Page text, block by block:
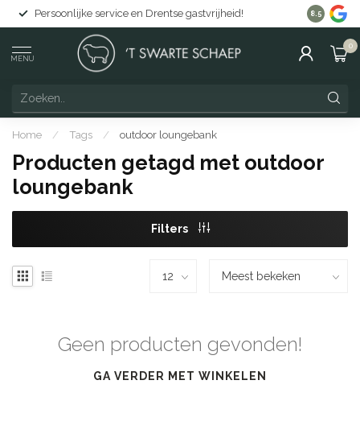
Persoonlijke service en Drentse gastvrijheid! Gratis
8.5
MENU
0
Home / Tags / outdoor loungebank
Producten getagd met outdoor
loungebank
Filters
Geen producten gevonden!
GA VERDER MET WINKELEN